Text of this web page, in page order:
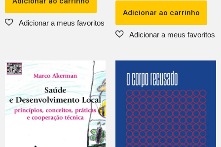
Adicionar ao carrinho